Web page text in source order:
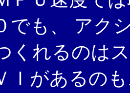
でも、 アク
くれるのは
Ｉがあるの